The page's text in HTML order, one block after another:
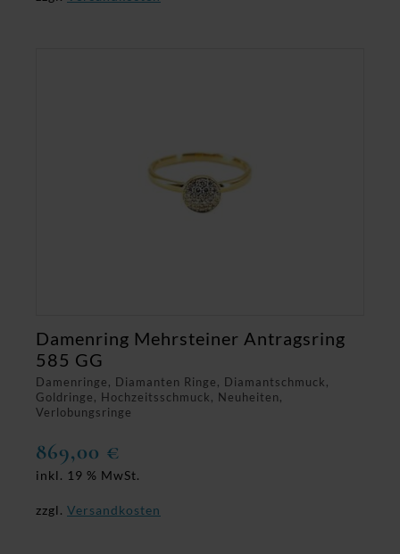
Damenringe, Diamanten Ringe, Diamantschmuck,
Goldringe, Hochzeitsschmuck, Neuheiten,
Verlobungsringe
Damenring Mehrsteiner Antragsring
585 GG
869,00 €
inkl. 19 % MwSt.
zzgl. Versandkosten